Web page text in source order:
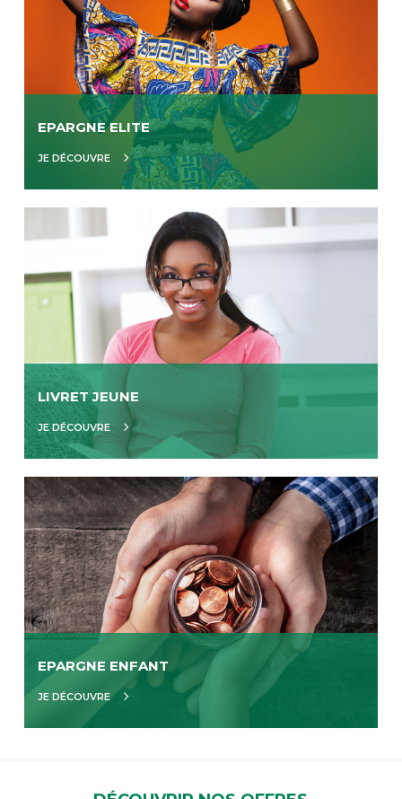
EPARGNE ELITE
JE DÉCOUVRE
LIVRET JEUNE
JE DÉCOUVRE
EPARGNE ENFANT
JE DÉCOUVRE